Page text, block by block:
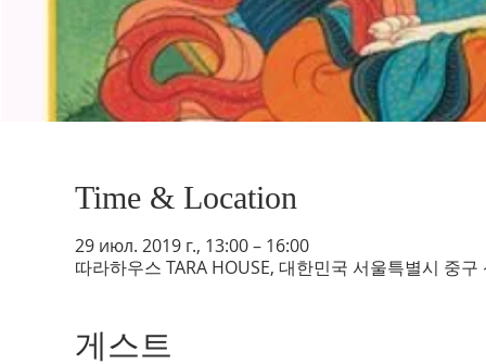
Time & Location
29 июл. 2019 г., 13:00 – 16:00
따라하우스 TARA HOUSE, 대한민국 서울특별시 중
게스트